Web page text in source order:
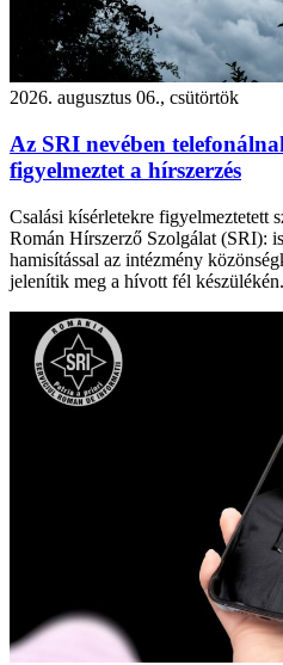
2026. augusztus 06., csütörtök
Az SRI nevében
figyelmeztet a hírszerzés
Csalási kísérletekre figyelmeztetett
Román Hírszerző Szolgálat (SRI):
hamisítással az intézmény
jelenítik meg a hívott fél készülékén.